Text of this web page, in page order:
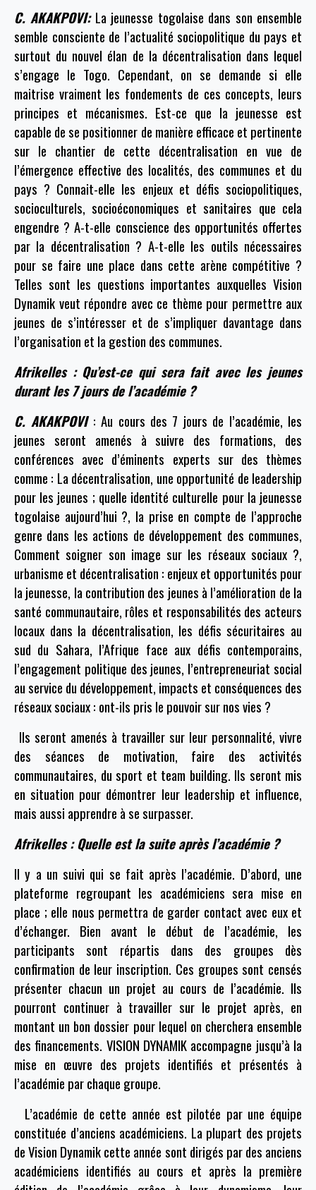
C. AKAKPOVI:La jeunesse togolaise dans son ensemble
semble consciente de l’actualité sociopolitique du pays et
surtout du nouvel élan de la décentralisation dans lequel
s’engage le Togo. Cependant, on se demande si elle
maitrise vraiment les fondements de ces concepts, leurs
principes et mécanismes. Est-ce que la jeunesse est
capable de se positionner de manière efficace et pertinente
sur le chantier de cette décentralisation en vue de
l’émergence effective des localités, des communes et du
pays ? Connait-elle les enjeux et défis sociopolitiques,
socioculturels, socioéconomiques et sanitaires que cela
engendre ? A-t-elle conscience des opportunités offertes
par la décentralisation ? A-t-elle les outils nécessaires
pour se faire une place dans cette arène compétitive ?
Telles sont les questions importantes auxquelles Vision
Dynamik veut répondre avec ce thème pour permettre aux
jeunes de s’intéresser et de s’impliquer davantage dans
l’organisation et la gestion des communes.
Afrikelles : Qu’est-ce qui sera fait avec les jeunes
durant les 7 jours de l’académie ?
C. AKAKPOVI: Au cours des 7 jours de l’académie, les
jeunes seront amenés à suivre des formations, des
conférences avec d’éminents experts sur des thèmes
comme : La décentralisation, une opportunité de leadership
pour les jeunes ; quelle identité culturelle pour la jeunesse
togolaise aujourd’hui ?, la prise en compte de l’approche
genre dans les actions de développement des communes,
Comment soigner son image sur les réseaux sociaux ?,
urbanisme et décentralisation : enjeux et opportunités pour
la jeunesse, la contribution des jeunes à l’amélioration de la
santé communautaire, rôles et responsabilités des acteurs
locaux dans la décentralisation, les défis sécuritaires au
sud du Sahara, l’Afrique face aux défis contemporains,
l’engagement politique des jeunes, l’entrepreneuriat social
au service du développement, impacts et conséquences des
réseaux sociaux : ont-ils pris le pouvoir sur nos vies ?
Ils seront amenés à travailler sur leur personnalité, vivre
des séances de motivation, faire des activités
communautaires, du sport et team building. Ils seront mis
en situation pour démontrer leur leadership et influence,
mais aussi apprendre à se surpasser.
Afrikelles : Quelle est la suite après l’académie ?
Il y a un suivi qui se fait après l’académie. D’abord, une
plateforme regroupant les académiciens sera mise en
place ; elle nous permettra de garder contact avec eux et
d’échanger. Bien avant le début de l’académie, les
participants sont répartis dans des groupes dès
confirmation de leur inscription. Ces groupes sont censés
présenter chacun un projet au cours de l’académie. Ils
pourront continuer à travailler sur le projet après, en
montant un bon dossier pour lequel on cherchera ensemble
des financements. VISION DYNAMIK accompagne jusqu’à la
mise en œuvre des projets identifiés et présentés à
l’académie par chaque groupe.
L’académie de cette année est pilotée par une équipe
constituée d’anciens académiciens. La plupart des projets
de Vision Dynamik cette année sont dirigés par des anciens
académiciens identifiés au cours et après la première